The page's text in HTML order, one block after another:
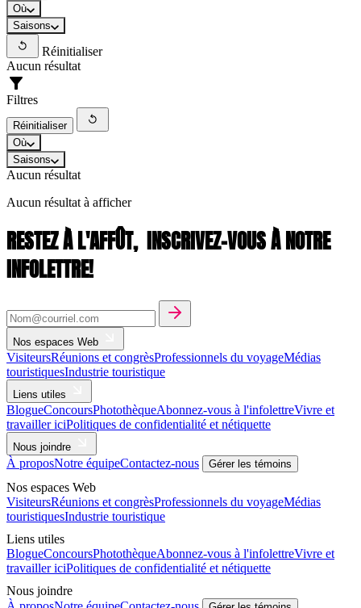
Où
Saisons
Réinitialiser
Aucun résultat
Filtres
Réinitialiser
Où
Saisons
Aucun résultat
Aucun résultat à afficher
RESTEZ À L'AFFÛT, INSCRIVEZ-VOUS À NOTRE
INFOLETTRE!
Nos espaces Web
VisiteursRéunions et congrèsProfessionnels du voyageMédias
touristiquesIndustrie touristique
Liens utiles
BlogueConcoursPhotothèqueAbonnez-vous à l'infolettreVivre et
travailler iciPolitiques de confidentialité et nétiquette
Nous joindre
À proposNotre équipeContactez-nous Gérer les témoins
Nos espaces Web
VisiteursRéunions et congrèsProfessionnels du voyageMédias
touristiquesIndustrie touristique
Liens utiles
BlogueConcoursPhotothèqueAbonnez-vous à l'infolettreVivre et
travailler iciPolitiques de confidentialité et nétiquette
Nous joindre